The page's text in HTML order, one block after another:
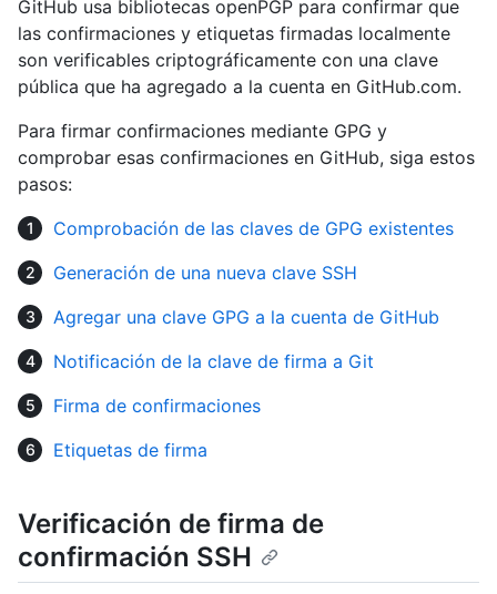
GitHub usa bibliotecas openPGP para confirmar que
las confirmaciones y etiquetas firmadas localmente
son verificables criptográficamente con una clave
pública que ha agregado a la cuenta en GitHub.com.
Para firmar confirmaciones mediante GPG y
comprobar esas confirmaciones en GitHub, siga estos
pasos:
Comprobación de las claves de GPG existentes
Generación de una nueva clave SSH
Agregar una clave GPG a la cuenta de GitHub
Notificación de la clave de firma a Git
Firma de confirmaciones
Etiquetas de firma
Verificación de firma de
confirmación SSH